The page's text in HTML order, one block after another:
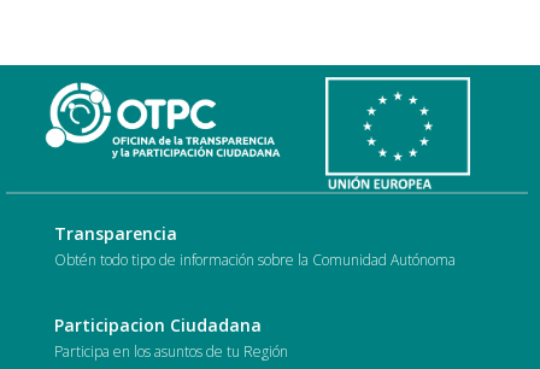
Transparencia
Obtén todo tipo de información sobre la Comunidad Autónoma
Participacion Ciudadana
Participa en los asuntos de tu Región